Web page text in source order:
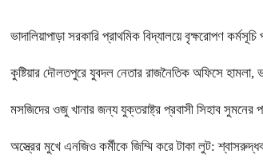
ভাদালিয়াপাড়া সরকারি প্রাথমিক বিদ্যালয়ে বৃক্ষরোপণ
কুষ্টিয়ার দৌলতপুরে যুবদল নেতার রাজনৈতিক অফিসে
মসজিদের ওজু খানার জন্য যুক্তরাষ্ট্র প্রবাসী সিহাব সুমনের
অস্ত্রের মুখে এনজিও কর্মীকে জিম্মি করে টাকা লুট: